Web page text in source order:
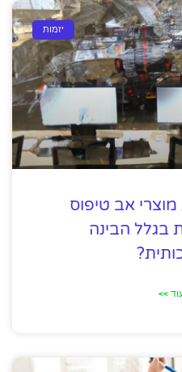
יזמות
אב טיפוס
בגלל הבינה
>>